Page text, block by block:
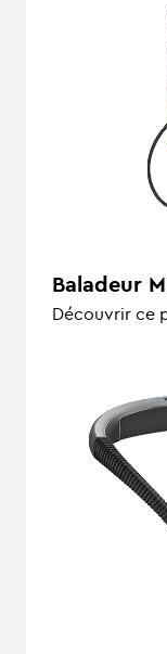
Baladeur
Découvrir ce